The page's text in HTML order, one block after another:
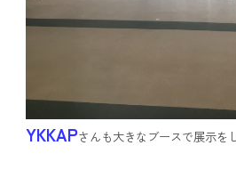
YKKAPさんも大きなブースで展示を